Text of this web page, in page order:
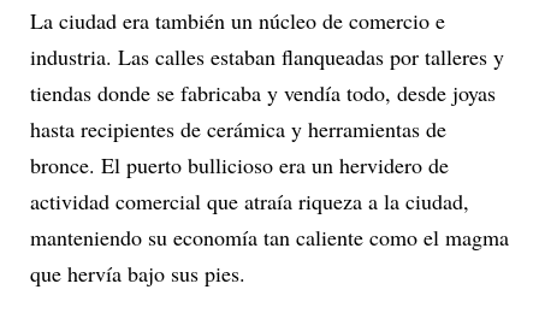
La ciudad era también un núcleo de comercio e
industria. Las calles estaban flanqueadas por talleres y
tiendas donde se fabricaba y vendía todo, desde joyas
hasta recipientes de cerámica y herramientas de
bronce. El puerto bullicioso era un hervidero de
actividad comercial que atraía riqueza a la ciudad,
manteniendo su economía tan caliente como el magma
que hervía bajo sus pies.